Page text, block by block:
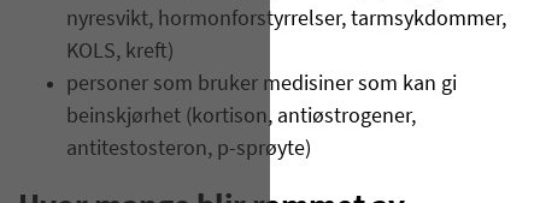
nyresvikt, hormonforstyrrelser, tarmsykdommer,
KOLS, kreft)
personer som bruker medisiner som kan gi
beinskjørhet (kortison, antiøstrogener,
antitestosteron, p-sprøyte)